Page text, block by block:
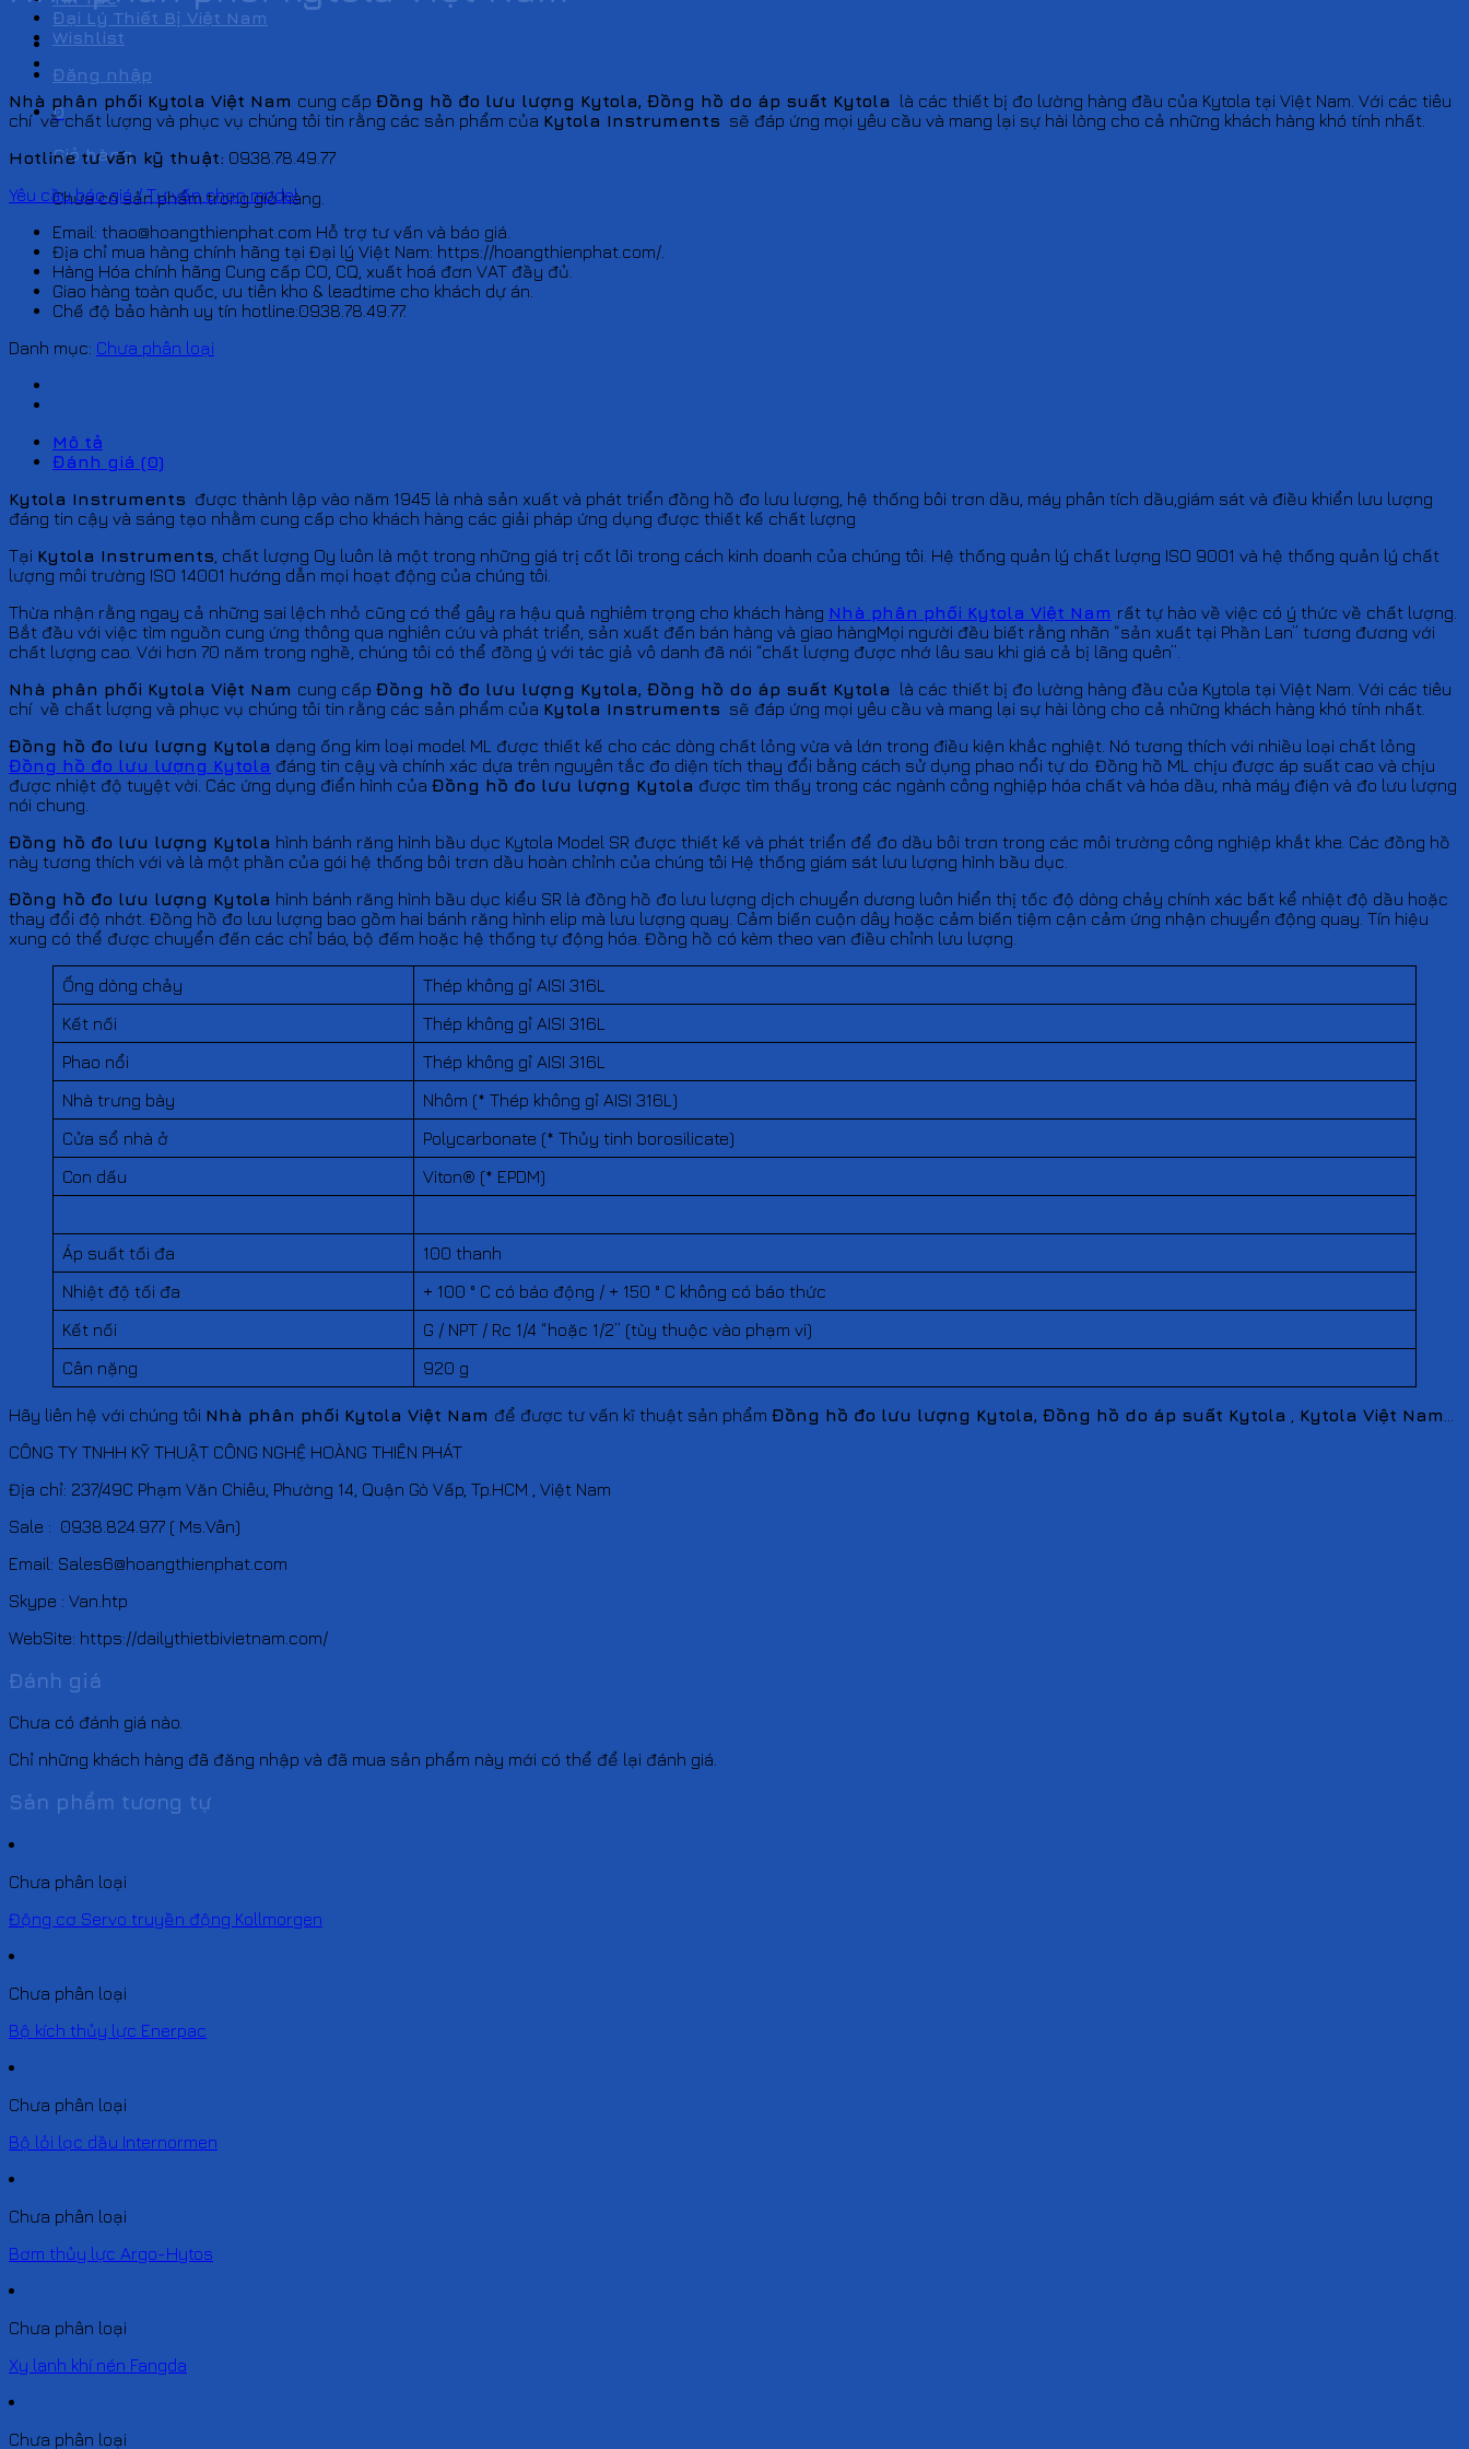
Đại Lý Thiết Bị Việt Nam
Wishlist
Đăng nhập
0
Giỏ hàng
Chưa có sản phẩm trong giỏ hàng.
Nhà phân phối Kytola Việt Nam cung cấp Đồng hồ đo lưu lượng Kytola, Đồng hồ do áp suất Kytola
là các thiết bị đo lường hàng đầu của Kytola tại Việt Nam. Với các tiêu
chí về chất lượng và phục vụ chúng tôi tin rằng các sản phẩm của Kytola Instruments sẽ đáp ứng mọi yêu cầu và mang lại sự hài lòng cho cả những khách hàng khó tính nhất.
Hotline tư vấn kỹ thuật: 0938.78.49.77
Yêu cầu báo giá / Tư vấn chọn model
Email: thao@hoangthienphat.com Hỗ trợ tư vấn và báo giá.
Địa chỉ mua hàng chính hãng tại Đại lý Việt Nam: https://hoangthienphat.com/.
Hàng Hóa chính hãng Cung cấp CO, CQ, xuất hoá đơn VAT đầy đủ.
Giao hàng toàn quốc, ưu tiên kho & leadtime cho khách dự án.
Chế độ bảo hành uy tín hotline:0938.78.49.77.
Danh mục: Chưa phân loại
Mô tả
Đánh giá (0)
Kytola Instruments được thành lập vào năm 1945 là nhà sản xuất và phát triển đồng hồ đo lưu lượng, hệ thống bôi trơn dầu, máy phân tích dầu,giám sát và điều khiển lưu lượng
đáng tin cậy và sáng tạo nhằm cung cấp cho khách hàng các giải pháp ứng dụng được thiết kế chất lượng
Tại Kytola Instruments , chất lượng Oy luôn là một trong những giá trị cốt lõi trong cách kinh doanh của chúng tôi. Hệ thống quản lý chất lượng ISO 9001 và hệ thống quản lý chất
lượng môi trường ISO 14001 hướng dẫn mọi hoạt động của chúng tôi.
Thừa nhận rằng ngay cả những sai lệch nhỏ cũng có thể gây ra hậu quả nghiêm trọng cho khách hàng Nhà phân phối Kytola Việt Nam rất tự hào về việc có ý thức về chất lượng.
Bắt đầu với việc tìm nguồn cung ứng thông qua nghiên cứu và phát triển, sản xuất đến bán hàng và giao hàngMọi người đều biết rằng nhãn “sản xuất tại Phần Lan” tương đương với
chất lượng cao. Với hơn 70 năm trong nghề, chúng tôi có thể đồng ý với tác giả vô danh đã nói “chất lượng được nhớ lâu sau khi giá cả bị lãng quên”.
Nhà phân phối Kytola Việt Nam cung cấp Đồng hồ đo lưu lượng Kytola, Đồng hồ do áp suất Kytola
là các thiết bị đo lường hàng đầu của Kytola tại Việt Nam. Với các tiêu
chí về chất lượng và phục vụ chúng tôi tin rằng các sản phẩm của Kytola Instruments sẽ đáp ứng mọi yêu cầu và mang lại sự hài lòng cho cả những khách hàng khó tính nhất.
Đồng hồ đo lưu lượng Kytola dạng ống kim loại model ML được thiết kế cho các dòng chất lỏng vừa và lớn trong điều kiện khắc nghiệt. Nó tương thích với nhiều loại chất lỏng
Đồng hồ đo lưu lượng Kytola đáng tin cậy và chính xác dựa trên nguyên tắc đo diện tích thay đổi bằng cách sử dụng phao nổi tự do. Đồng hồ ML chịu được áp suất cao và chịu
được nhiệt độ tuyệt vời. Các ứng dụng điển hình của Đồng hồ đo lưu lượng Kytola được tìm thấy trong các ngành công nghiệp hóa chất và hóa dầu, nhà máy điện và đo lưu lượng
nói chung.
Đồng hồ đo lưu lượng Kytola hình bánh răng hình bầu dục Kytola Model SR được thiết kế và phát triển để đo dầu bôi trơn trong các môi trường công nghiệp khắt khe. Các đồng hồ
này tương thích với và là một phần của gói hệ thống bôi trơn dầu hoàn chỉnh của chúng tôi Hệ thống giám sát lưu lượng hình bầu dục.
Đồng hồ đo lưu lượng Kytola hình bánh răng hình bầu dục kiểu SR là đồng hồ đo lưu lượng dịch chuyển dương luôn hiển thị tốc độ dòng chảy chính xác bất kể nhiệt độ dầu hoặc
thay đổi độ nhớt. Đồng hồ đo lưu lượng bao gồm hai bánh răng hình elip mà lưu lượng quay. Cảm biến cuộn dây hoặc cảm biến tiệm cận cảm ứng nhận chuyển động quay. Tín hiệu
xung có thể được chuyển đến các chỉ báo, bộ đếm hoặc hệ thống tự động hóa. Đồng hồ có kèm theo van điều chỉnh lưu lượng.
Ống dòng chảy
Thép không gỉ AISI 316L
Kết nối
Thép không gỉ AISI 316L
Phao nổi
Thép không gỉ AISI 316L
Nhà trưng bày
Nhôm (* Thép không gỉ AISI 316L)
Cửa sổ nhà ở
Polycarbonate (* Thủy tinh borosilicate)
Con dấu
Viton® (* EPDM)
Áp suất tối đa
100 thanh
Nhiệt độ tối đa
+ 100 ° C có báo động / + 150 ° C không có báo thức
Kết nối
G / NPT / Rc 1/4 “hoặc 1/2” (tùy thuộc vào phạm vi)
Cân nặng
920 g
Hãy liên hệ với chúng tôi Nhà phân phối Kytola Việt Nam để được tư vấn kĩ thuật sản phẩm Đồng hồ đo lưu lượng Kytola, Đồng hồ do áp suất Kytola Kytola Việt Nam
CÔNG TY TNHH KỸ THUẬT CÔNG NGHỆ HOÀNG THIÊN PHÁT
Địa chỉ: 237/49C Phạm Văn Chiêu, Phường 14, Quận Gò Vấp, Tp.HCM , Việt Nam
Sale : 0938.824.977 ( Ms.Vân)
Email: Sales6@hoangthienphat.com
Skype : Van.htp
WebSite: https://dailythietbivietnam.com/
Đánh giá
Chưa có đánh giá nào.
Chỉ những khách hàng đã đăng nhập và đã mua sản phẩm này mới có thể để lại đánh giá.
Sản phẩm tương tự
Chưa phân loại
Động cơ Servo truyền động Kollmorgen
Chưa phân loại
Bộ kích thủy lực Enerpac
Chưa phân loại
Bộ lỏi lọc dầu Internormen
Chưa phân loại
Bơm thủy lực Argo-Hytos
Chưa phân loại
Xy lanh khí nén Fangda
Chưa phân loại